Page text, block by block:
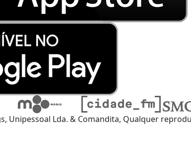
Unipessoal Lda. & Comandita, Qualquer